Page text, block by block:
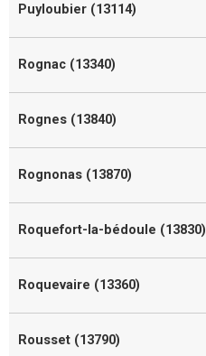
Puyloubier (13114)
Rognac (13340)
Rognes (13840)
Rognonas (13870)
Roquefort-la-bédoule (13830)
Roquevaire (13360)
Rousset (13790)